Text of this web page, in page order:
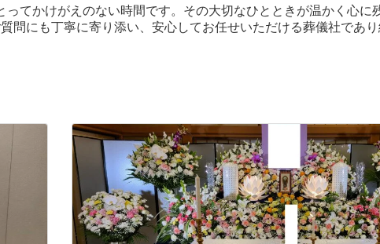
ってかけがえのない時間です。その大切なひとときが温かく心に
問にも丁寧に寄り添い、安心してお任せいただける葬儀社であ